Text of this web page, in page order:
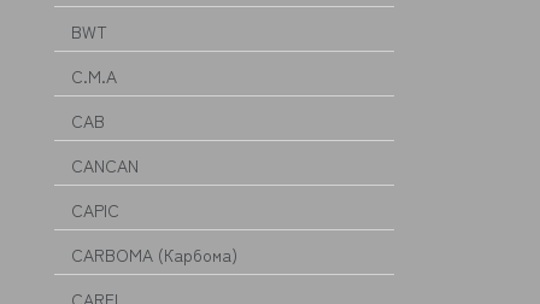
BWT
C.M.A
CAB
CANCAN
CAPIC
CARBOMA (Карбома)
CAREL